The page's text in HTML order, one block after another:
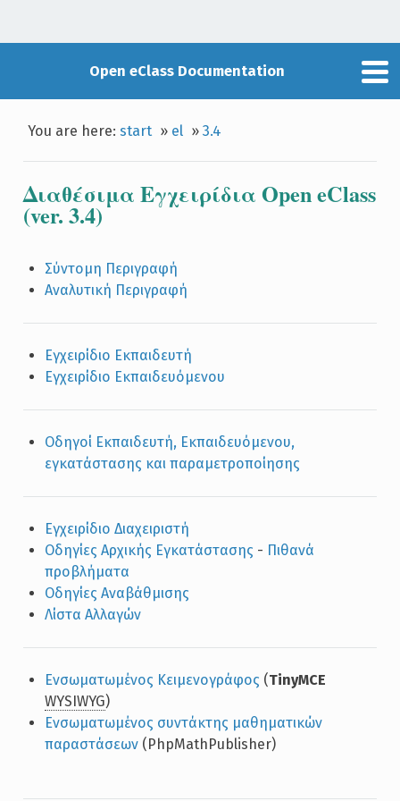
Open eClass Documentation
You are here:start » el »3.4
Διαθέσιμα Εγχειρίδια Open eClass
(ver. 3.4)
Σύντομη Περιγραφή
Αναλυτική Περιγραφή
Εγχειρίδιο Εκπαιδευτή
Εγχειρίδιο Εκπαιδευόμενου
Οδηγοί Εκπαιδευτή, Εκπαιδευόμενου,
εγκατάστασης και παραμετροποίησης
Εγχειρίδιο Διαχειριστή
Οδηγίες Αρχικής Εγκατάστασης - Πιθανά
προβλήματα
Οδηγίες Αναβάθμισης
Λίστα Αλλαγών
Ενσωματωμένος Κειμενογράφος (TinyMCE
WYSIWYG)
Ενσωματωμένος συντάκτης μαθηματικών
παραστάσεων(PhpMathPublisher)